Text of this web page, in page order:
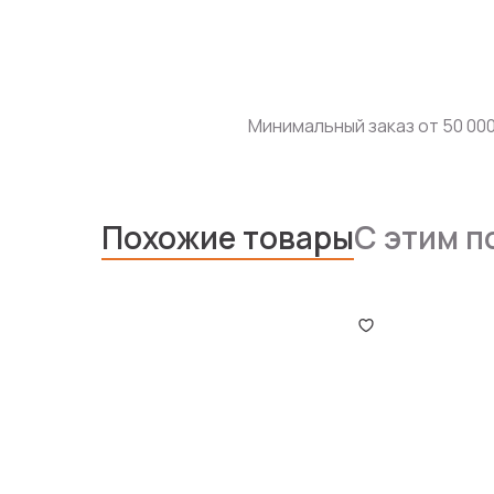
Минимальный заказ от 50
Похожие товарыС этим